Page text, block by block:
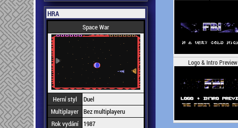
HRA
Space War
Herní styl
Duel
Multiplayer Bez multiplayeru
Rok vydání
1987
Logo & Intro Preview